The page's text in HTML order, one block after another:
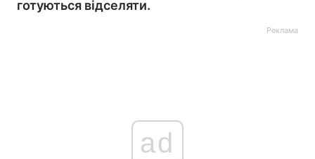
готуються відселяти.
Реклама
ad